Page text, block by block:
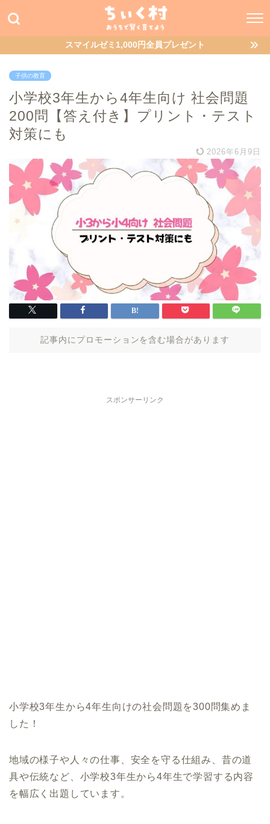
スマイルゼミ1,000円全員プレゼント
子供の教育
小学校3年生から4年生向け 社会問題
200問【答え付き】プリント・テスト
対策にも
2026年6月9日
記事内にプロモーションを含む場合があります
スポンサーリンク
小学校3年生から4年生向けの社会問題を300問集めま
した！
地域の様子や人々の仕事、安全を守る仕組み、昔の道
具や伝統など、小学校3年生から4年生で学習する内容
を幅広く出題しています。